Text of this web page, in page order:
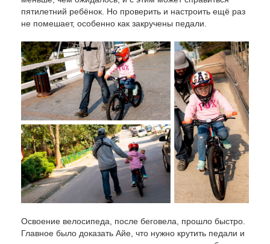
пятилетний ребёнок. Но проверить и настроить ещё раз
не помешает, особенно как закручены педали.
Освоение велосипеда, после беговела, прошло быстро.
Главное было доказать Айе, что нужно крутить педали и